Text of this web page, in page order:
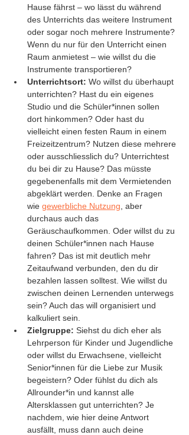
Hause fährst – wo lässt du während
des Unterrichts das weitere Instrument
oder sogar noch mehrere Instrumente?
Wenn du nur für den Unterricht einen
Raum anmietest – wie willst du die
Instrumente transportieren?
Unterrichtsort: Wo willst du überhaupt
unterrichten? Hast du ein eigenes
Studio und die Schüler*innen sollen
dort hinkommen? Oder hast du
vielleicht einen festen Raum in einem
Freizeitzentrum? Nutzen diese mehrere
oder ausschliesslich du? Unterrichtest
du bei dir zu Hause? Das müsste
gegebenenfalls mit dem Vermietenden
abgeklärt werden. Denke an Fragen
wie gewerbliche Nutzung , aber
durchaus auch das
Geräuschaufkommen. Oder willst du zu
deinen Schüler*innen nach Hause
fahren? Das ist mit deutlich mehr
Zeitaufwand verbunden, den du dir
bezahlen lassen solltest. Wie willst du
zwischen deinen Lernenden unterwegs
sein? Auch das will organisiert und
kalkuliert sein.
Zielgruppe: Siehst du dich eher als
Lehrperson für Kinder und Jugendliche
oder willst du Erwachsene, vielleicht
Senior*innen für die Liebe zur Musik
begeistern? Oder fühlst du dich als
Allrounder*in und kannst alle
Altersklassen gut unterrichten? Je
nachdem, wie hier deine Antwort
ausfällt, muss dann auch deine